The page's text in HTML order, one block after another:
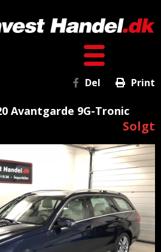
Del Print
Avantgarde 9G-Tronic
Solgt